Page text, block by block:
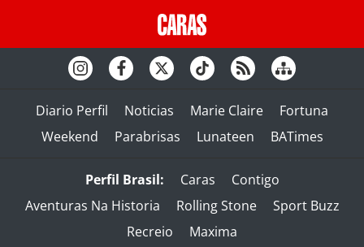
Diario Perfil Noticias Marie Claire
Fortuna
Weekend
Parabrisas Lunateen BATimes
Perfil Brasil: Caras
Contigo
Aventuras Na Historia
Rolling Stone
Sport Buzz
Recreio
Maxima